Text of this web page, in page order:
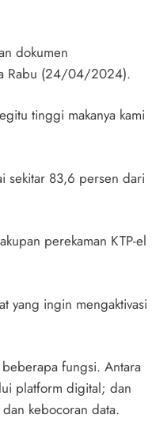
dokumen
Rabu (24/04/2024).
tinggi makanya kami
sekitar 83,6 persen dari
perekaman KTP-el
yang ingin mengaktivasi
fungsi. Antara
platform digital; dan
kebocoran data.